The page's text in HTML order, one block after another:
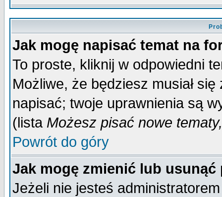
Jak mogę napisać temat na
To proste, kliknij w odpowiedni
Możliwe, że będziesz musiał
napisać; twoje uprawnienia są
(lista Możesz pisać nowe
Powrót do góry
Jak mogę zmienić lub usunąć
Jeżeli nie jesteś